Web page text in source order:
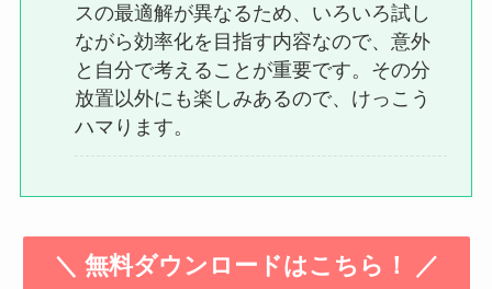
スの最適解が異なるため、いろいろ試し
ながら効率化を目指す内容なので、意外
と自分で考えることが重要です。その分
放置以外にも楽しみあるので、けっこう
ハマります。
＼ 無料ダウンロードはこちら！ ／